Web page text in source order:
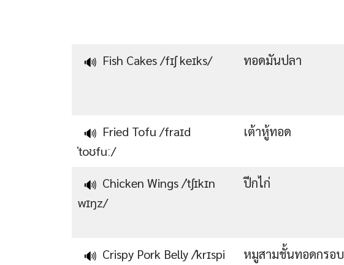
🔊 Fish Cakes /fɪʃ keɪks/ ทอดมันปลา
🔊 Fried Tofu /fraɪd
ˈtoʊfuː/
เต้าหู้ทอด
🔊 Chicken Wings /ˈtʃɪkɪn
wɪŋz/
ปีกไก่
🔊 Crispy Pork Belly /ˈkrɪspi
หมูสามชั้นทอดกรอบ